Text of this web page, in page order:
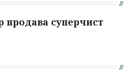
суперчист